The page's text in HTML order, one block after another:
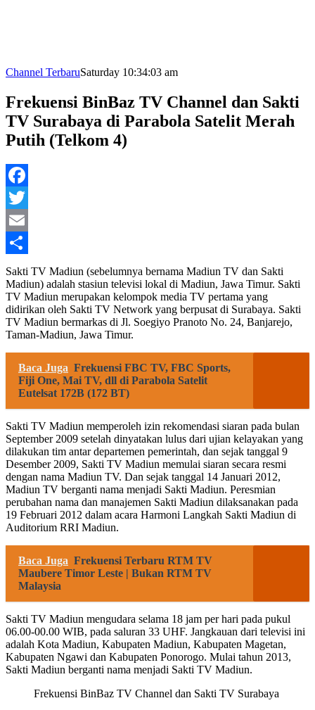
Channel TerbaruSaturday 10:34:03 am
Frekuensi BinBaz TV Channel dan Sakti
TV Surabaya di Parabola Satelit Merah
Putih (Telkom 4)
Facebook
Twitter
Email
Share
Sakti TV Madiun (sebelumnya bernama Madiun TV dan Sakti
Madiun) adalah stasiun televisi lokal di Madiun, Jawa Timur. Sakti
TV Madiun merupakan kelompok media TV pertama yang
didirikan oleh Sakti TV Network yang berpusat di Surabaya. Sakti
TV Madiun bermarkas di Jl. Soegiyo Pranoto No. 24, Banjarejo,
Taman-Madiun, Jawa Timur.
Baca Juga Frekuensi FBC TV, FBC Sports,
Fiji One, Mai TV, dll di Parabola Satelit
Eutelsat 172B (172 BT)
Sakti TV Madiun memperoleh izin rekomendasi siaran pada bulan
September 2009 setelah dinyatakan lulus dari ujian kelayakan yang
dilakukan tim antar departemen pemerintah, dan sejak tanggal 9
Desember 2009, Sakti TV Madiun memulai siaran secara resmi
dengan nama Madiun TV. Dan sejak tanggal 14 Januari 2012,
Madiun TV berganti nama menjadi Sakti Madiun. Peresmian
perubahan nama dan manajemen Sakti Madiun dilaksanakan pada
19 Februari 2012 dalam acara Harmoni Langkah Sakti Madiun di
Auditorium RRI Madiun.
Baca Juga Frekuensi Terbaru RTM TV
Maubere Timor Leste | Bukan RTM TV
Malaysia
Sakti TV Madiun mengudara selama 18 jam per hari pada pukul
06.00-00.00 WIB, pada saluran 33 UHF. Jangkauan dari televisi ini
adalah Kota Madiun, Kabupaten Madiun, Kabupaten Magetan,
Kabupaten Ngawi dan Kabupaten Ponorogo. Mulai tahun 2013,
Sakti Madiun berganti nama menjadi Sakti TV Madiun.
Frekuensi BinBaz TV Channel dan Sakti TV Surabaya